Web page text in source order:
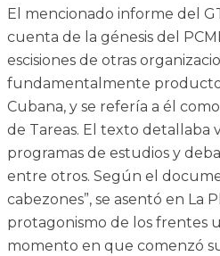
El mencionado informe del
cuenta de la génesis del
escisiones de otras
fundamentalmente
Cubana, y se refería a él
de Tareas. El texto detallaba
programas de estudios y
entre otros. Según el
cabezones”, se asentó en La
protagonismo de los frentes
momento en que comenzó